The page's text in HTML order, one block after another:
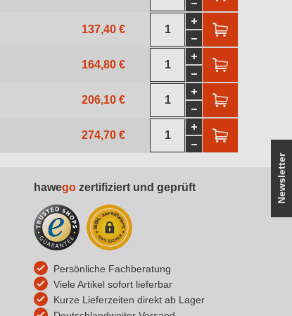
137,40 €
164,80 €
206,10 €
274,70 €
Newsletter
hawego zertifiziert und geprüft
Persönliche Fachberatung
Viele Artikel sofort lieferbar
Kurze Lieferzeiten direkt ab Lager